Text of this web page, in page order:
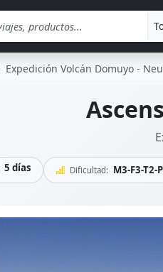
Expedición Volcán Domuyo -
5 días Dificultad: M3-F3-T2-